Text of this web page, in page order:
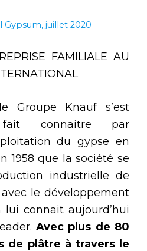
Gypsum, juillet 2020
FAMILIALE AU
Groupe Knauf s’est
fait connaitre par
du gypse en
1958 que la société se
industrielle de
le développement
lui connait aujourd’hui
Avec plus de 80
de plâtre à travers le